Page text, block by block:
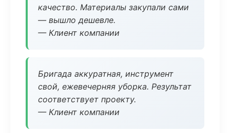
качество. Материалы закупали сами
— вышло дешевле.
— Клиент компании
Бригада аккуратная, инструмент
свой, ежевечерняя уборка. Результат
соответствует проекту.
— Клиент компании